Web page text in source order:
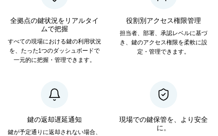
全拠点の鍵状況をリアルタイ
ムで把握
すべての現場における鍵の利用状況
を、たった1つのダッシュボードで
一元的に把握・管理できます。
役割別アクセス権限管理
担当者、部署、承認レベルに基づ
き、鍵のアクセス権限を柔軟に設
定・管理できます。
鍵の返却遅延通知
鍵が予定通りに返却されない場合、
現場での鍵保管を、より安全
に。